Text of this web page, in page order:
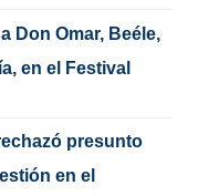
Don Omar, Beéle,
en el Festival
presunto
en el